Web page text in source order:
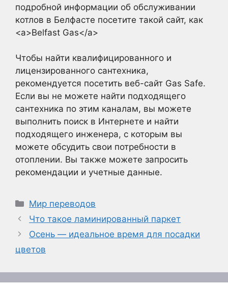
подробной информации об обслуживании
котлов в Белфасте посетите такой сайт, как
<a>Belfast Gas</a>
Чтобы найти квалифицированного и
лицензированного сантехника,
рекомендуется посетить веб-сайт Gas Safe.
Если вы не можете найти подходящего
сантехника по этим каналам, вы можете
выполнить поиск в Интернете и найти
подходящего инженера, с которым вы
можете обсудить свои потребности в
отоплении. Вы также можете запросить
рекомендации и учетные данные.
Рубрики
Мир переводов
Что такое ламинированный паркет
Осень — идеальное время для посадки
цветов